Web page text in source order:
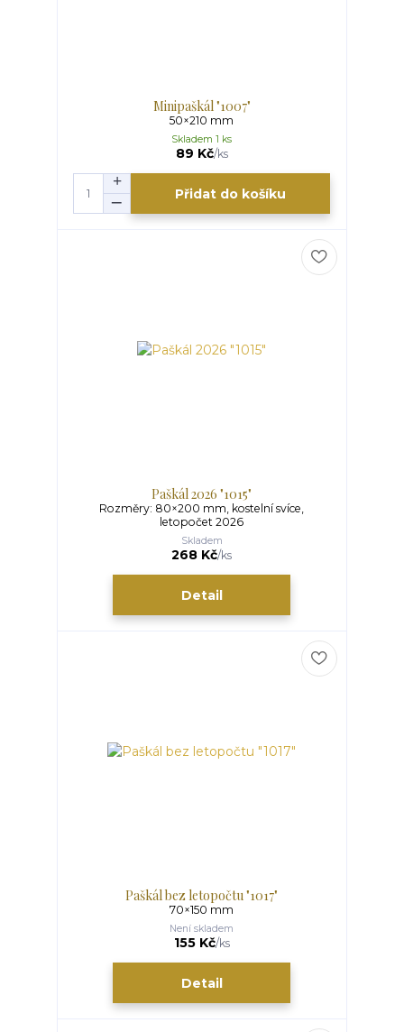
Minipaškál "1007"
50×210 mm
89 Kč/ks
Skladem 1 ks
Přidat do košíku
Paškál 2026 "1015"
Rozměry: 80×200 mm, kostelní svíce,
letopočet 2026
268 Kč/ks
Skladem
Detail
Paškál bez letopočtu "1017"
70×150 mm
155 Kč/ks
Není skladem
Detail